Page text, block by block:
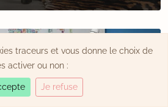
traceurs et vous donne le choix de
activer ou non :
Je refuse